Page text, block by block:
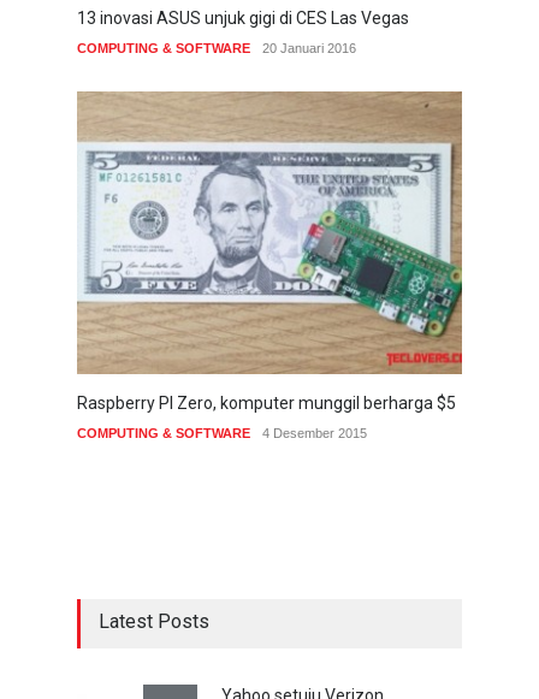
13 inovasi ASUS unjuk gigi di CES Las Vegas
COMPUTING & SOFTWARE 20 Januari 2016
Raspberry PI Zero, komputer munggil berharga $5
COMPUTING & SOFTWARE 4 Desember 2015
Latest Posts
Yahoo setuju Verizon